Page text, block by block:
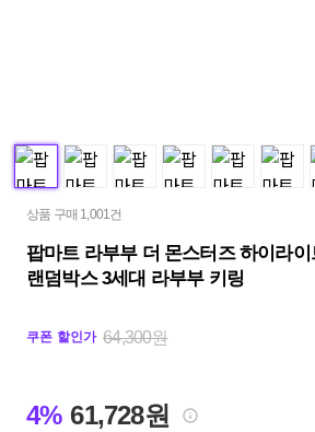
상품 구매 1,001건
팝마트 라부부 더 몬스터즈 하이라
랜덤박스 3세대 라부부 키링
쿠폰 할인가 64,300원
4% 61,728원